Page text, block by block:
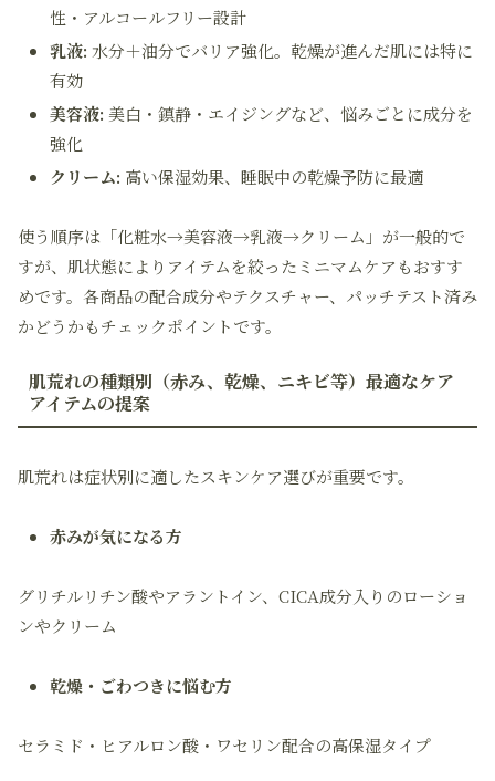
性・アルコールフリー設計
乳液: 水分＋油分でバリア強化。乾燥が進んだ肌には特に
有効
美容液: 美白・鎮静・エイジングなど、悩みごとに成分を
強化
クリーム: 高い保湿効果、睡眠中の乾燥予防に最適
使う順序は「化粧水→美容液→乳液→クリーム」が一般的で
すが、肌状態によりアイテムを絞ったミニマムケアもおすす
めです。各商品の配合成分やテクスチャー、パッチテスト済み
かどうかもチェックポイントです。
肌荒れの種類別（赤み、乾燥、ニキビ等）最適なケア
アイテムの提案
肌荒れは症状別に適したスキンケア選びが重要です。
赤みが気になる方
グリチルリチン酸やアラントイン、CICA成分入りのローショ
ンやクリーム
乾燥・ごわつきに悩む方
セラミド・ヒアルロン酸・ワセリン配合の高保湿タイプ